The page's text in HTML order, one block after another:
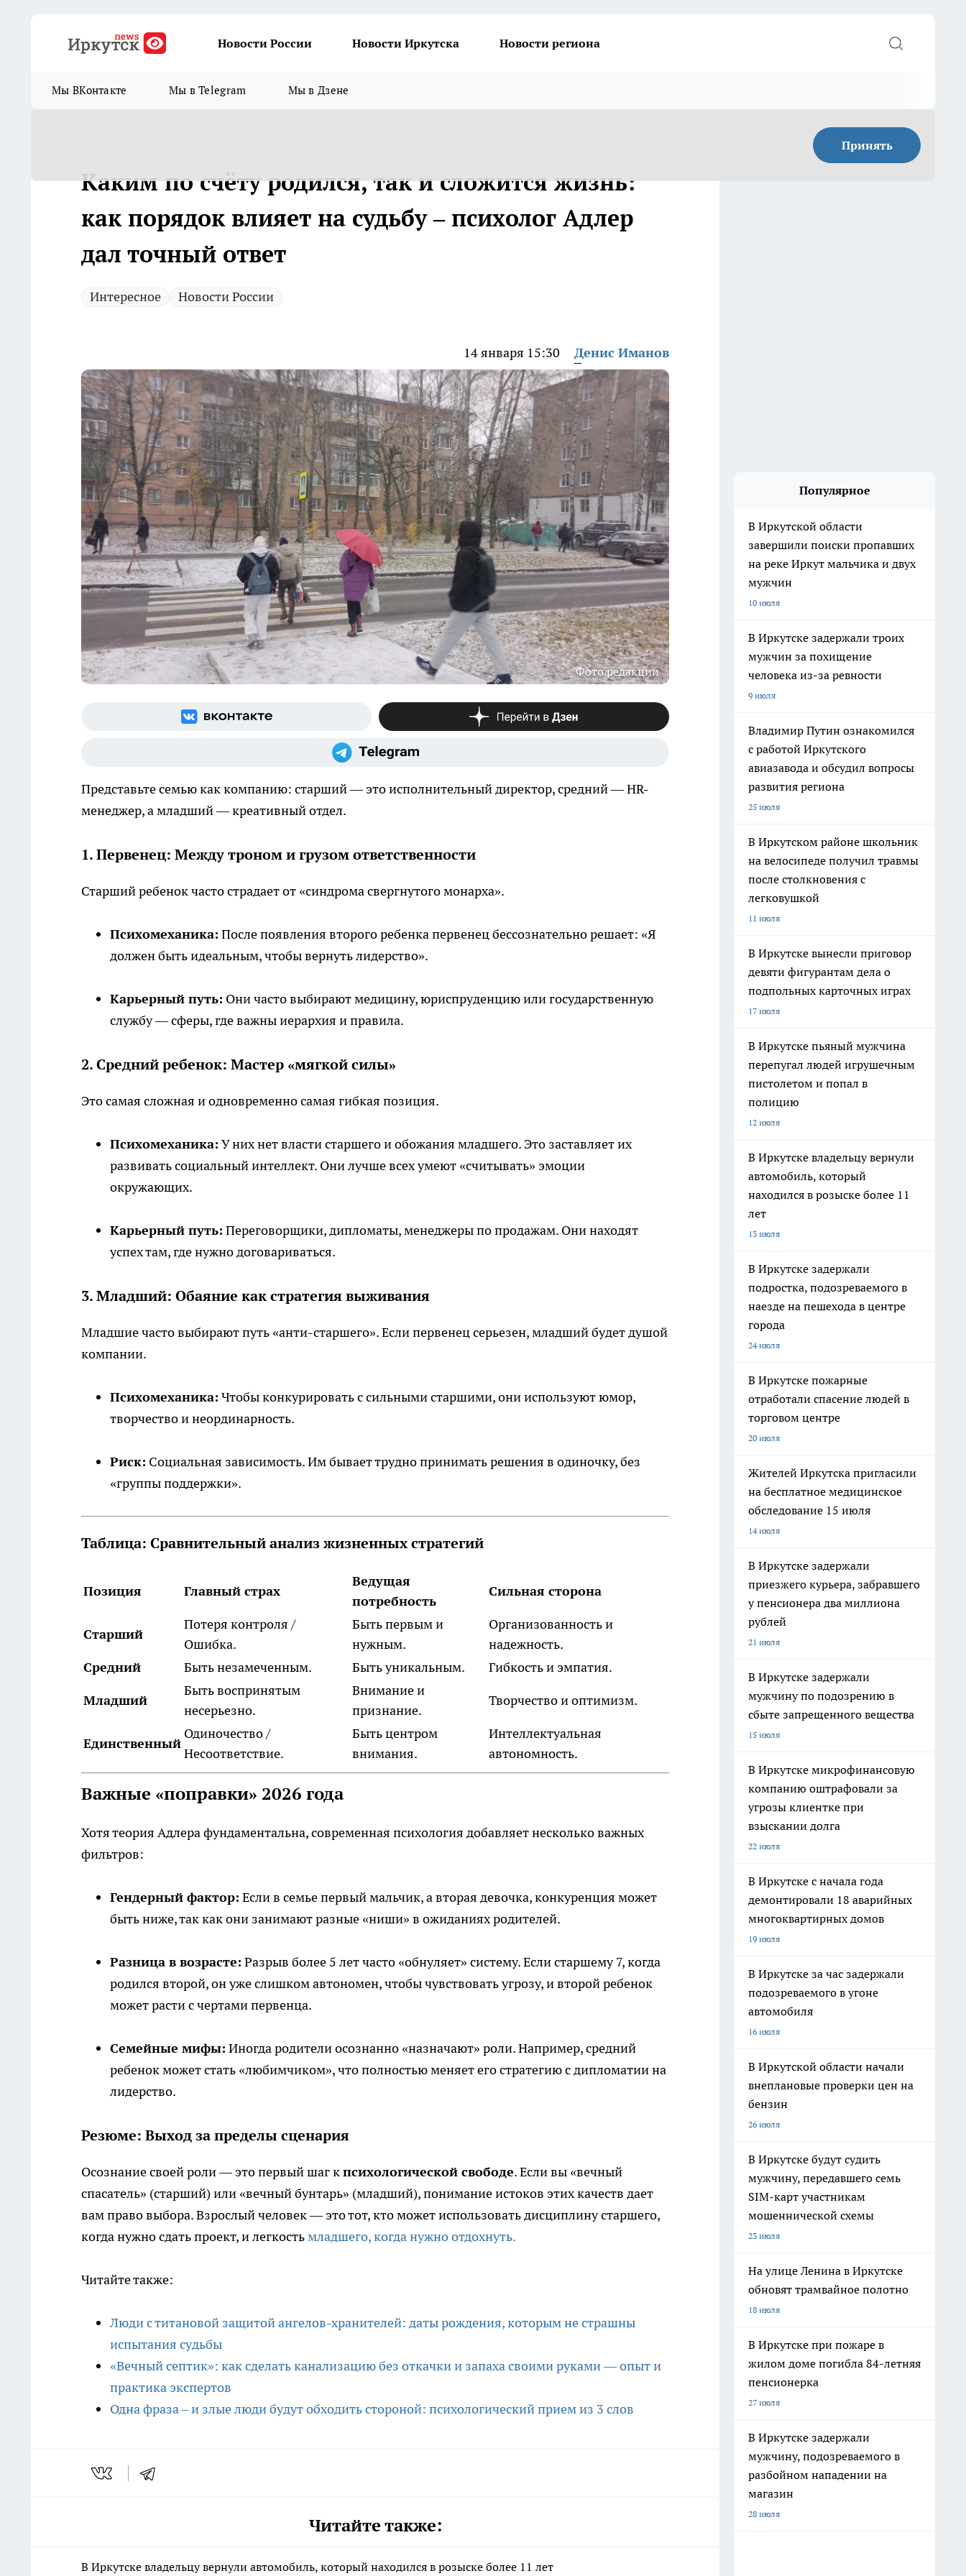
Новости России Новости Иркутска Новости региона
Мы ВКонтакте Мы в Telegram Мы в Дзене
Принять
Каким по счёту родился, так и сложится жизнь:
как порядок влияет на судьбу – психолог Адлер
дал точный ответ
Интересное Новости России
14 января 15:30 Денис Иманов
Фото редакции
Представьте семью как компанию: старший — это исполнительный директор, средний — HR-
менеджер, а младший — креативный отдел.
1. Первенец: Между троном и грузом ответственности
Старший ребенок часто страдает от «синдрома свергнутого монарха».
Психомеханика: После появления второго ребенка первенец бессознательно решает: «Я
должен быть идеальным, чтобы вернуть лидерство».
Карьерный путь: Они часто выбирают медицину, юриспруденцию или государственную
службу — сферы, где важны иерархия и правила.
2. Средний ребенок: Мастер «мягкой силы»
Это самая сложная и одновременно самая гибкая позиция.
Психомеханика: У них нет власти старшего и обожания младшего. Это заставляет их
развивать социальный интеллект. Они лучше всех умеют «считывать» эмоции
окружающих.
Карьерный путь: Переговорщики, дипломаты, менеджеры по продажам. Они находят
успех там, где нужно договариваться.
3. Младший: Обаяние как стратегия выживания
Младшие часто выбирают путь «анти-старшего». Если первенец серьезен, младший будет душой
компании.
Психомеханика: Чтобы конкурировать с сильными старшими, они используют юмор,
творчество и неординарность.
Риск: Социальная зависимость. Им бывает трудно принимать решения в одиночку, без
«группы поддержки».
Таблица: Сравнительный анализ жизненных стратегий
Позиция Главный страх
Ведущая
потребность
Сильная сторона
Старший
Потеря контроля /
Ошибка.
Быть первым и
нужным.
Организованность и
надежность.
Средний
Быть незамеченным. Быть уникальным.
Гибкость и эмпатия.
Младший
Быть воспринятым
несерьезно.
Внимание и
признание.
Творчество и оптимизм.
Единственный
Одиночество /
Несоответствие.
Быть центром
внимания.
Интеллектуальная
автономность.
Важные «поправки» 2026 года
Хотя теория Адлера фундаментальна, современная психология добавляет несколько важных
фильтров:
Гендерный фактор: Если в семье первый мальчик, а вторая девочка, конкуренция может
быть ниже, так как они занимают разные «ниши» в ожиданиях родителей.
Разница в возрасте: Разрыв более 5 лет часто «обнуляет» систему. Если старшему 7, когда
родился второй, он уже слишком автономен, чтобы чувствовать угрозу, и второй ребенок
может расти с чертами первенца.
Семейные мифы: Иногда родители осознанно «назначают» роли. Например, средний
ребенок может стать «любимчиком», что полностью меняет его стратегию с дипломатии на
лидерство.
Резюме: Выход за пределы сценария
Осознание своей роли — это первый шаг кпсихологической свободе. Если вы «вечный
спасатель» (старший) или «вечный бунтарь» (младший), понимание истоков этих качеств дает
вам право выбора. Взрослый человек — это тот, кто может использовать дисциплину старшего,
когда нужно сдать проект, и легкостьмладшего, когда нужно отдохнуть.
Читайте также:
Люди с титановой защитой ангелов-хранителей: даты рождения, которым не страшны
испытания судьбы
«Вечный септик»: как сделать канализацию без откачки и запаха своими руками — опыт и
практика экспертов
Одна фраза – и злые люди будут обходить стороной: психологический прием из 3 слов
Читайте также:
В Иркутске владельцу вернули автомобиль, который находился в розыске более 11 лет
Популярное
В Иркутской области
завершили поиски пропавших
на реке Иркут мальчика и двух
мужчин
10 июля
В Иркутске задержали троих
мужчин за похищение
человека из-за ревности
9 июля
Владимир Путин ознакомился
с работой Иркутского
авиазавода и обсудил вопросы
развития региона
25 июля
В Иркутском районе школьник
на велосипеде получил травмы
после столкновения с
легковушкой
11 июля
В Иркутске вынесли приговор
девяти фигурантам дела о
подпольных карточных играх
17 июля
В Иркутске пьяный мужчина
перепугал людей игрушечным
пистолетом и попал в
полицию
12 июля
В Иркутске владельцу вернули
автомобиль, который
находился в розыске более 11
лет
13 июля
В Иркутске задержали
подростка, подозреваемого в
наезде на пешехода в центре
города
24 июля
В Иркутске пожарные
отработали спасение людей в
торговом центре
20 июля
Жителей Иркутска пригласили
на бесплатное медицинское
обследование 15 июля
14 июля
В Иркутске задержали
приезжего курьера, забравшего
у пенсионера два миллиона
рублей
21 июля
В Иркутске задержали
мужчину по подозрению в
сбыте запрещенного вещества
15 июля
В Иркутске микрофинансовую
компанию оштрафовали за
угрозы клиентке при
взыскании долга
22 июля
В Иркутске с начала года
демонтировали 18 аварийных
многоквартирных домов
19 июля
В Иркутске за час задержали
подозреваемого в угоне
автомобиля
16 июля
В Иркутской области начали
внеплановые проверки цен на
бензин
26 июля
В Иркутске будут судить
мужчину, передавшего семь
SIM-карт участникам
мошеннической схемы
23 июля
На улице Ленина в Иркутске
обновят трамвайное полотно
18 июля
В Иркутске при пожаре в
жилом доме погибла 84-летняя
пенсионерка
27 июля
В Иркутске задержали
мужчину, подозреваемого в
разбойном нападении на
магазин
28 июля